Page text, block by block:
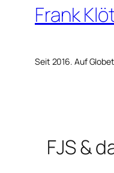
Frank
Seit 2016. Auf
FJS &